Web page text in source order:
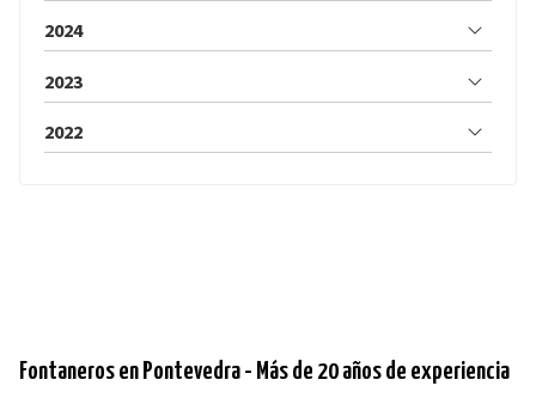
2024
2023
2022
Fontaneros en Pontevedra - Más de 20 años de experiencia